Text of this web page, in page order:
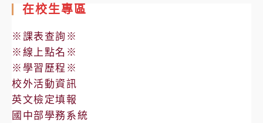
在校生專區
※課表查詢※
※線上點名※
※學習歷程※
校外活動資訊
英文檢定填報
國中部學務系統